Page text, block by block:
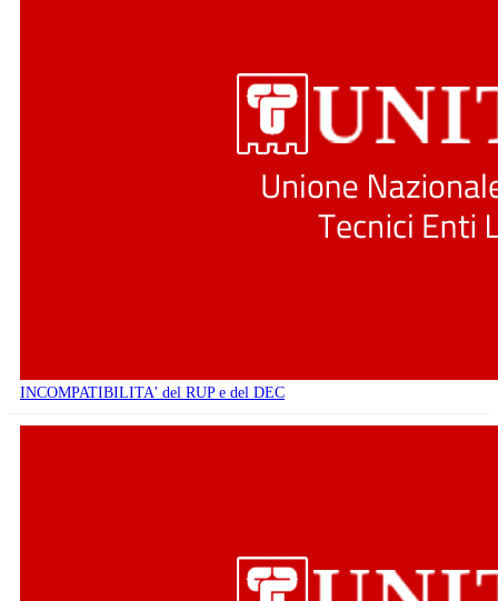
INCOMPATIBILITA' del RUP e del DEC